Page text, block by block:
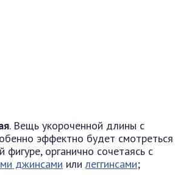
. Вещь укороченной длины с
эффектно будет смотреться
фигуре, органично сочетаясь с
джинсами илилеггинсами;